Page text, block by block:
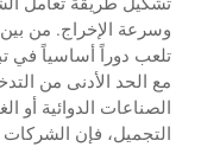
وسرعة الإخراج. من بين
تلعب دوراً أساسياً في
مع الحد الأدنى من
الصناعات الدوائية أو
التجميل، فإن الشركات